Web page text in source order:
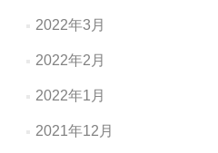
2022年3月
2022年2月
2022年1月
2021年12月